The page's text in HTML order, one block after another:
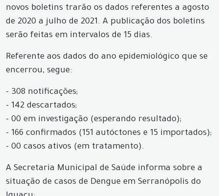
novos boletins trarão os dados referentes a agosto
de 2020 a julho de 2021. A publicação dos boletins
serão feitas em intervalos de 15 dias.
Referente aos dados do ano epidemiológico que se
encerrou, segue:
- 308 notificações;
- 142 descartados;
- 00 em investigação (esperando resultado);
- 166 confirmados (151 autóctones e 15 importados);
- 00 casos ativos (em tratamento).
A Secretaria Municipal de Saúde informa sobre a
situação de casos de Dengue em Serranópolis do